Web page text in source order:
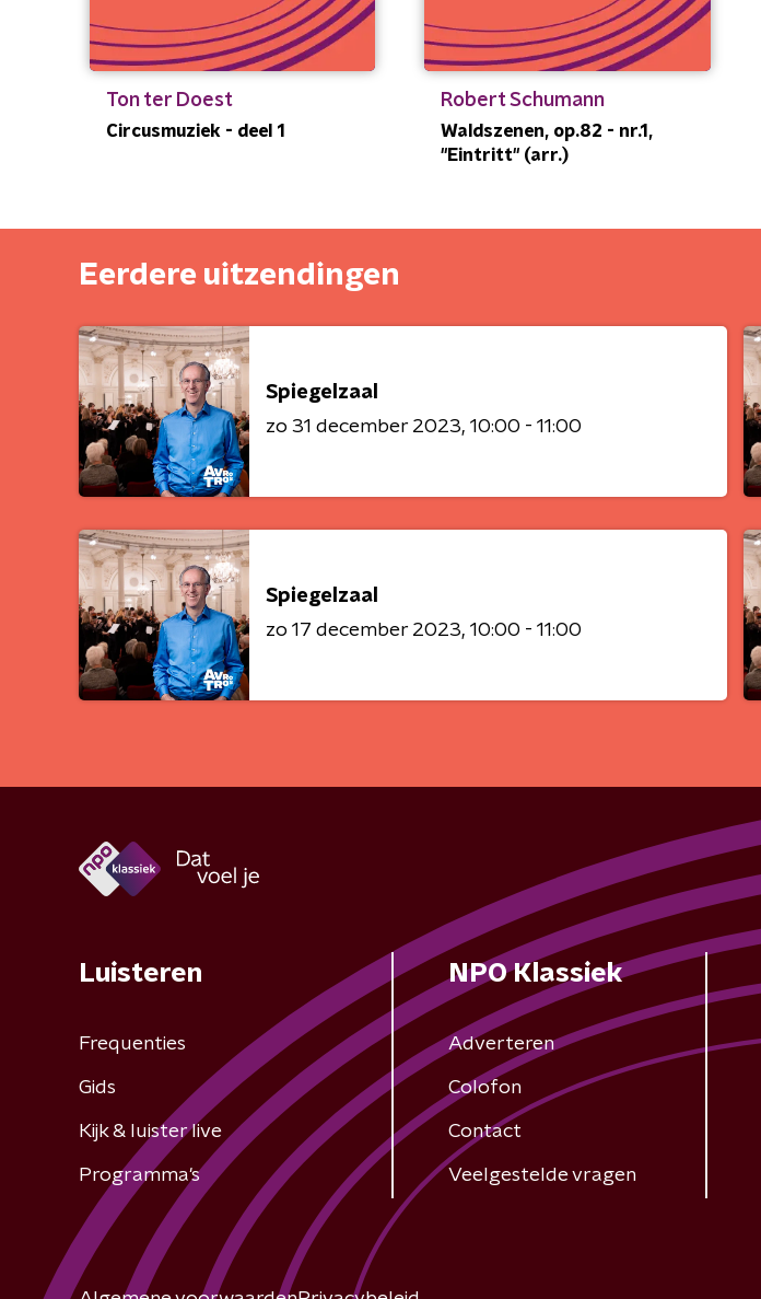
Ton ter Doest
Circusmuziek - deel 1
Robert Schumann
Waldszenen, op.82 - nr.1,
"Eintritt" (arr.)
Eerdere uitzendingen
Spiegelzaal
zo 31 december 2023 10:00 - 11:00
Spiegelzaal
zo 17 december 2023 10:00 - 11:00
Luisteren
Frequenties
Gids
Kijk & luister live
Programma's
NPO Klassiek
Adverteren
Colofon
Contact
Veelgestelde vragen